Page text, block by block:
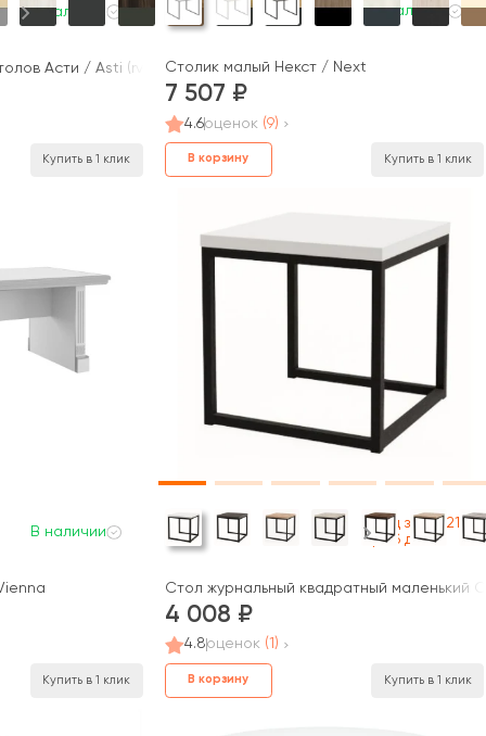
В наличии
Асти / Asti (rv)
Купить в 1 клик
В наличии
Столик малый Некст / Next
7 507
4.6оценок (9)
В корзину Купить в 1 клик
В наличии
Купить в 1 клик
Под заказ 21
раб дней
Стол журнальный квадратный
4 008
4.8оценок (1)
В корзину Купить в 1 клик